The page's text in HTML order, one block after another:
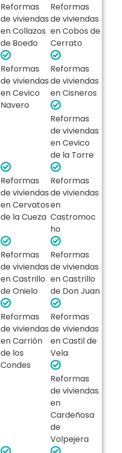
Reformas
de viviendas
en Collazos
de Boedo
Reformas
de viviendas
en Cobos de
Cerrato
Reformas
de viviendas
en Cevico
Navero
Reformas
de viviendas
en Cisneros
Reformas
de viviendas
en Cevico
de la Torre
Reformas
de viviendas
en Cervatos
de la Cueza
Reformas
de viviendas
en
Castromoc
ho
Reformas
de viviendas
en Castrillo
de Onielo
Reformas
de viviendas
en Castrillo
de Don Juan
Reformas
de viviendas
en Carrión
de los
Condes
Reformas
de viviendas
en Castil de
Vela
Reformas
de viviendas
en
Cardeñosa
de
Volpejera